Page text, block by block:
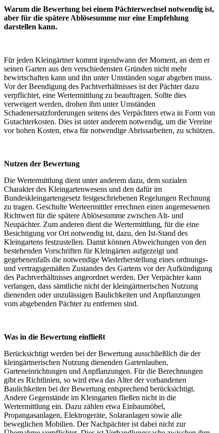
Warum die Bewertung bei einem Pächterwechsel notwendig ist,
aber für die spätere Ablösesumme nur eine Empfehlung
darstellen kann.
Für jeden Kleingärtner kommt irgendwann der Moment, an dem er
seinen Garten aus den verschiedensten Gründen nicht mehr
bewirtschaften kann und ihn unter Umständen sogar abgeben muss.
Vor der Beendigung des Pachtverhältnisses ist der Pächter dazu
verpflichtet, eine Wertermittlung zu beauftragen. Sollte dies
verweigert werden, drohen ihm unter Umständen
Schadenersatzforderungen seitens des Verpächters etwa in Form von
Gutachterkosten. Dies ist unter anderem notwendig, um die Vereine
vor hohen Kosten, etwa für notwendige Abrissarbeiten, zu schützen.
Nutzen der Bewertung
Die Wertermittlung dient unter anderem dazu, dem sozialen
Charakter des Kleingartenwesens und den dafür im
Bundeskleingartengesetz festgeschriebenen Regelungen Rechnung
zu tragen. Geschulte Werteermittler errechnen einen angemessenen
Richtwert für die spätere Ablösesumme zwischen Alt- und
Neupächter. Zum anderen dient die Wertermittlung, für die eine
Besichtigung vor Ort notwendig ist, dazu, den Ist-Stand des
Kleingartens festzustellen. Damit können Abweichungen von den
bestehenden Vorschriften für Kleingärten aufgezeigt und
gegebenenfalls die notwendige Wiederherstellung eines ordnungs-
und vertragsgemäßen Zustandes des Gartens vor der Aufkündigung
des Pachtverhältnisses angeordnet werden. Der Verpächter kann
verlangen, dass sämtliche nicht der kleingärtnerischen Nutzung
dienenden oder unzulässigen Baulichkeiten und Anpflanzungen
vom abgebenden Pächter zu entfernen sind.
Was in die Bewertung einfließt
Berücksichtigt werden bei der Bewertung ausschließlich die der
kleingärtnerischen Nutzung dienenden Gartenlauben,
Garteneinrichtungen und Anpflanzungen. Für die Berechnungen
gibt es Richtlinien, so wird etwa das Alter der vorhandenen
Baulichkeiten bei der Bewertung entsprechend berücksichtigt.
Andere Gegenstände im Kleingarten fließen nicht in die
Wertermittlung ein. Dazu zählen etwa Einbaumöbel,
Propangasanlagen, Elektrogeräte, Solaranlagen sowie alle
beweglichen Mobilien. Der Nachpächter ist dabei nicht zur